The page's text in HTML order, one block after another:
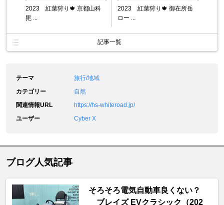
2023 紅葉狩り🍁 京都山科
毘 ...
2023 紅葉狩り🍁 御在所岳
ロー ...
記事一覧
テーマ
旅行/地域
カテゴリー
自然
関連情報URL
https://hs-whiteroad.jp/
ユーザー
Cyber X
ブログ人気記事
そろそろ電気自動車良くない？
ブレイズ EVクラシック（202